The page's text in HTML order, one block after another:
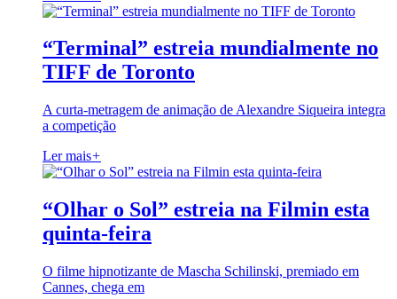
“Terminal” estreia mundialmente no
TIFF de Toronto
A curta-metragem de animação de Alexandre Siqueira integra
a competição
Ler mais+
“Olhar o Sol” estreia na Filmin esta
quinta-feira
O filme hipnotizante de Mascha Schilinski, premiado em
Cannes, chega em